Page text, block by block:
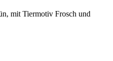
mit Tiermotiv Frosch und